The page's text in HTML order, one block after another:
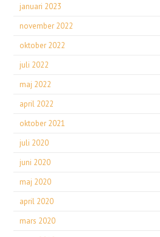
januari 2023
november 2022
oktober 2022
juli 2022
maj 2022
april 2022
oktober 2021
juli 2020
juni 2020
maj 2020
april 2020
mars 2020